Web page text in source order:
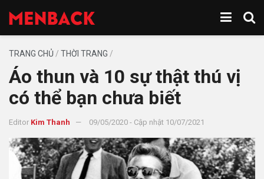
TRANG CHỦ / THỜI TRANG /
Áo thun và 10 sự thật thú vị
có thể bạn chưa biết
Editor Kim Thanh 09/05/2020 - Cập nhật 10/07/2021